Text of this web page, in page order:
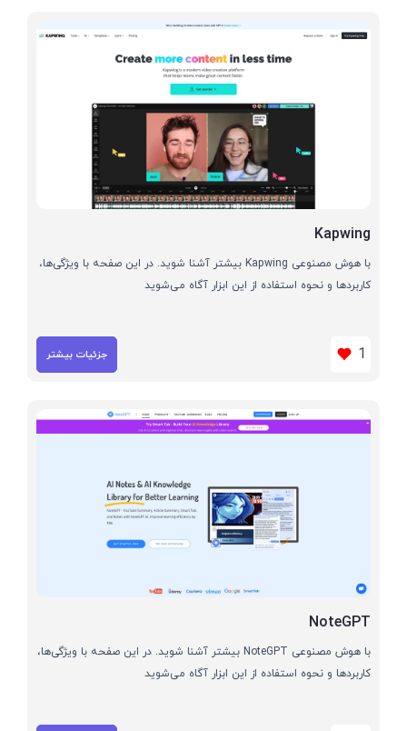
Kapwing
با هوش مصنوعی Kapwing بیشتر آشنا شوید. در این صفحه با ویژگی‌ها،
کاربردها و نحوه استفاده از این ابزار آگاه می‌شوید
1 جزئیات بیشتر
NoteGPT
با هوش مصنوعی NoteGPT بیشتر آشنا شوید. در این صفحه با ویژگی‌ها،
کاربردها و نحوه استفاده از این ابزار آگاه می‌شوید